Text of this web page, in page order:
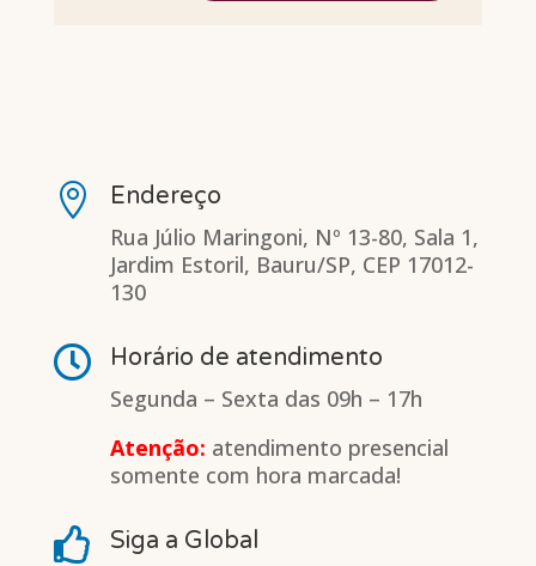

Endereço
Rua Júlio Maringoni, Nº 13-80, Sala 1,
Jardim Estoril, Bauru/SP, CEP 17012-
130

Horário de atendimento
Segunda – Sexta das 09h – 17h
Atenção: atendimento presencial
somente com hora marcada!

Siga a Global